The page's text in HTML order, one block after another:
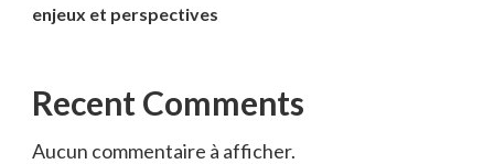
enjeux et perspectives
Recent Comments
Aucun commentaire à afficher.